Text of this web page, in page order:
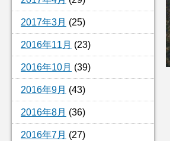
2017年3月 (25)
2016年11月 (23)
2016年10月 (39)
2016年9月 (43)
2016年8月 (36)
2016年7月 (27)